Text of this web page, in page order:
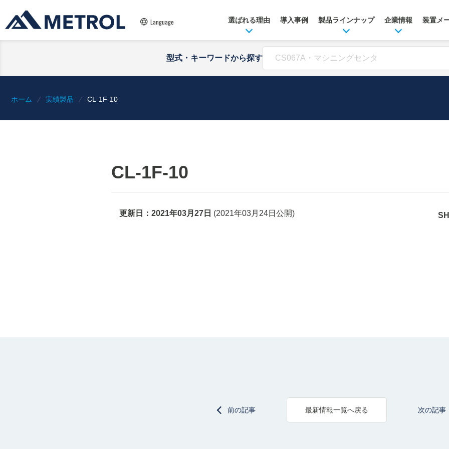
Language 選ばれる理由 導入事例 製品ラインナップ 企業情報 装置メ
型式・キーワードから探す
ホーム 実績製品 CL-1F-10
CL-1F-10
更新日： 2021年03月27日 (2021年03月24日 公開)
前の記事 最新情報一覧へ戻る 次の記事